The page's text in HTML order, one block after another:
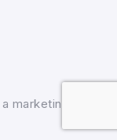
marketingová